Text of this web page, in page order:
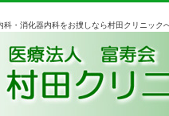
科・消化器内科をお捜しなら村田クリニック